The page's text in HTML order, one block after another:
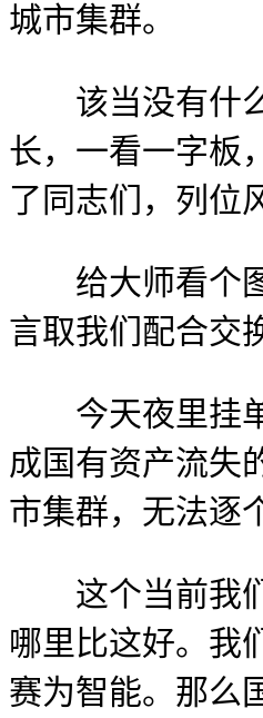
城市集群。
该当没有什么
长，一看一字板
了同志们，列位
给大师看个图
言取我们配合交
今天夜里挂单
成国有资产流失
市集群，无法逐
这个当前我们
哪里比这好。我
赛为智能。那么